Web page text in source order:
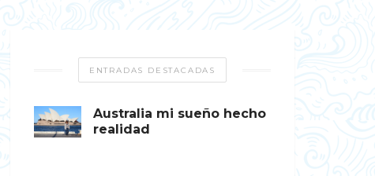
ENTRADAS DESTACADAS
Australia mi sueño hecho
realidad